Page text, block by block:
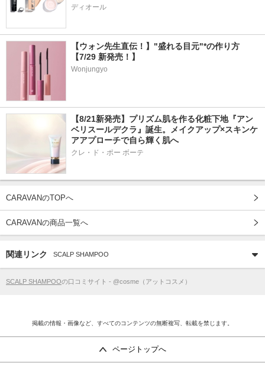
ディオール
【ウォン先生直伝！】"盛れる目元"*の作り方
【7/29 新発売！】
Wonjungyo
【8/21新発売】プリズム肌を作る化粧下地『アン
ベリスールデクラ』誕生。メイクアップ×スキンケ
アアプローチで自ら輝く肌へ
クレ・ド・ポー ボーテ
CARAVANのTOPへ
CARAVANの商品一覧へ
関連リンク SCALP SHAMPOO
SCALP SHAMPOOの口コミサイト - @cosme（アットコスメ）
掲載の情報・画像など、すべてのコンテンツの無断複写、転載を禁じます。
ページトップへ